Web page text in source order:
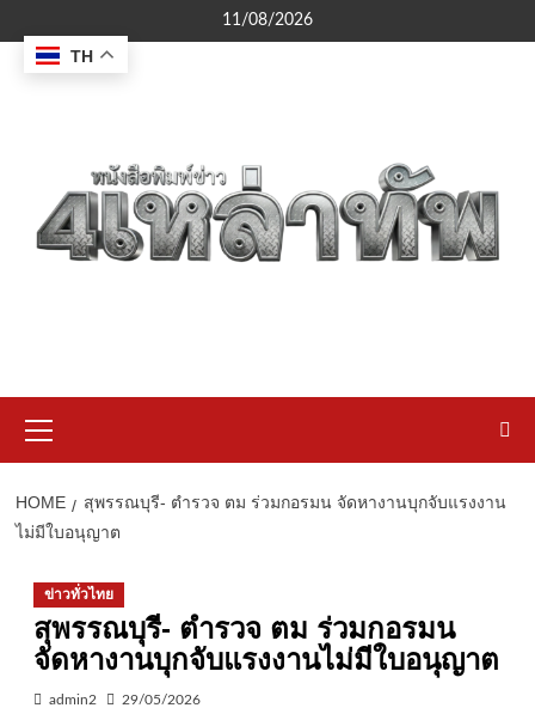
to
content
11/08/2026
Menu
HOME
สุพรรณบุรี- ตำรวจ ตม ร่วมกอรมน จัดหางานบุกจับแรงงาน
ไม่มีใบอนุญาต
ข่าวทั่วไทย
สุพรรณบุรี- ตำรวจ ตม ร่วมกอรมน
จัดหางานบุกจับแรงงานไม่มีใบอนุญาต
admin2 29/05/2026
TH